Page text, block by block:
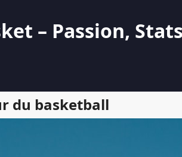
– Passion,
du basketball